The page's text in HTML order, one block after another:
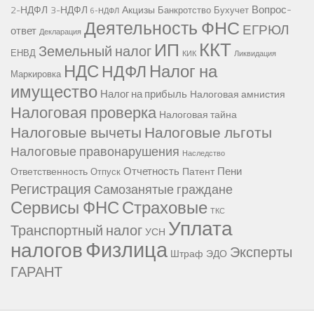
2-НДФЛ 3-НДФЛ 6-НДФЛ Акцизы Банкротство Бухучет Вопрос-
ответ Декларация Деятельность ФНС ЕГРЮЛ
ЕНВД Земельный налог ИП КИК ККТ Ликвидация
Маркировка НДС НДФЛ Налог на
имущество Налог на прибыль Налоговая амнистия
Налоговая проверка Налоговая тайна
Налоговые вычетыНалоговые льготы
Налоговые правонарушения Наследство
Ответственность Отпуск Отчетность Патент Пени
Регистрация Самозанятые граждане
Сервисы ФНССтраховые ТКС
Транспортный налогУСН Уплата
налоговФизлица Штраф ЭДО Эксперты
ГАРАНТ